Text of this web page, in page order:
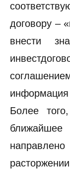
договору –
внести
информация
Более